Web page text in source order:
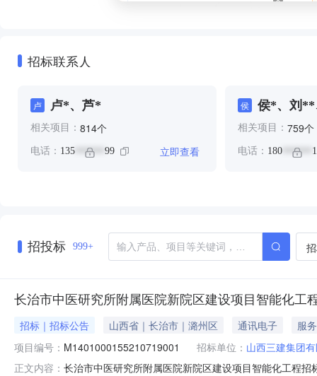
招标联系人
卢 卢*、芦*
相关项目： 814个
电话： 135 ****** 99 立即查看
侯
侯*、刘
相关项目： 759个
电话： 180******
招投标 999+
长治市中医研究所附属医院新院区建设项目智能化工
招标｜招标公告 山西省｜长治市｜潞州区 通讯电子
服务
项目编号： M1401000155210719001 招标单位： 山西三建集团
正文内容： 长治市中医研究所附属医院新院区建设项目智能化工程